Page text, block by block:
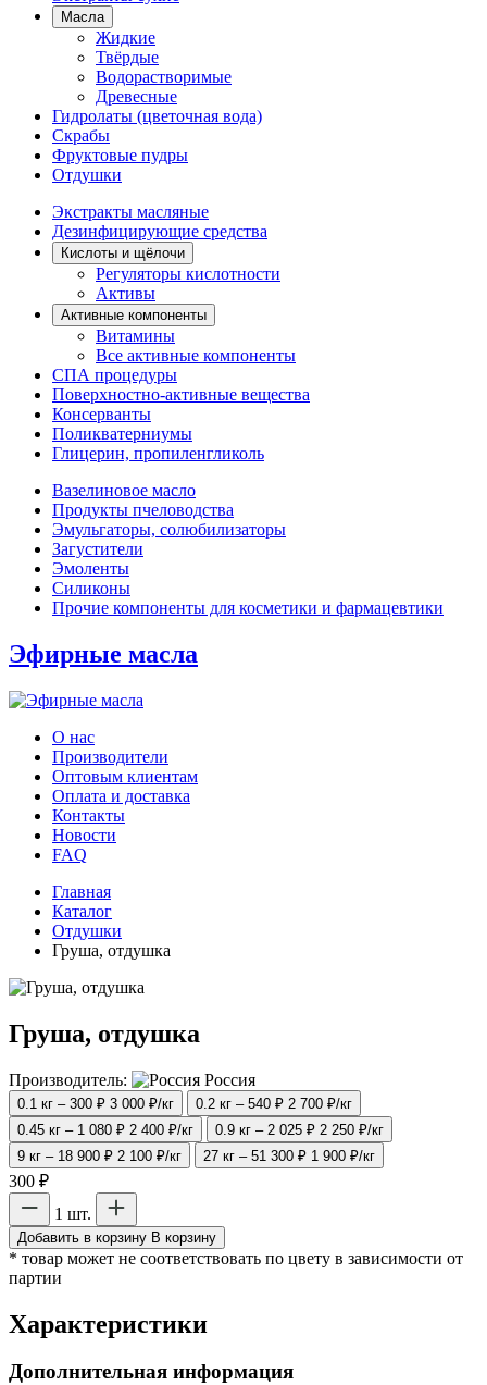
Масла
Жидкие
Твёрдые
Водорастворимые
Древесные
Гидролаты (цветочная вода)
Скрабы
Фруктовые пудры
Отдушки
Экстракты масляные
Дезинфицирующие средства
Кислоты и щёлочи
Регуляторы кислотности
Активы
Активные компоненты
Витамины
Все активные компоненты
СПА процедуры
Поверхностно-активные вещества
Консерванты
Поликватерниумы
Глицерин, пропиленгликоль
Вазелиновое масло
Продукты пчеловодства
Эмульгаторы, солюбилизаторы
Загустители
Эмоленты
Силиконы
Прочие компоненты для косметики и фармацевтики
Эфирные масла
О нас
Производители
Оптовым клиентам
Оплата и доставка
Контакты
Новости
FAQ
Главная
Каталог
Отдушки
Груша, отдушка
Груша, отдушка
Производитель: Россия
0.1 кг – 300 ₽ 3 000 ₽/кг 0.2 кг – 540 ₽ 2 700 ₽/кг
0.45 кг – 1 080 ₽ 2 400 ₽/кг 0.9 кг – 2 025 ₽ 2 250 ₽/кг
9 кг – 18 900 ₽ 2 100 ₽/кг 27 кг – 51 300 ₽ 1 900 ₽/кг
300 ₽
1 шт.
Добавить в корзину В корзину
* товар может не соответствовать по цвету в зависимости от
партии
Характеристики
Дополнительная информация